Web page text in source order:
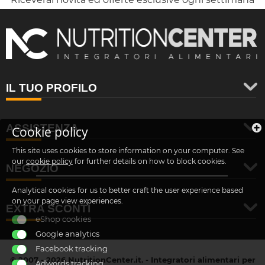
IL TUO PROFILO
ASSISTENZA
NEGOZIO
EXTRA SCONTI
© 2007 - 2026 NutritionCenter.it. - Integratori alimentari per
Cookie policy
This site uses cookies to store information on your computer. See
our cookie policy for further details on how to block cookies.
Analytical cookies for us to better craft the user experience based
on your page view experiences.
eShop cookies
Google analytics
Facebook tracking